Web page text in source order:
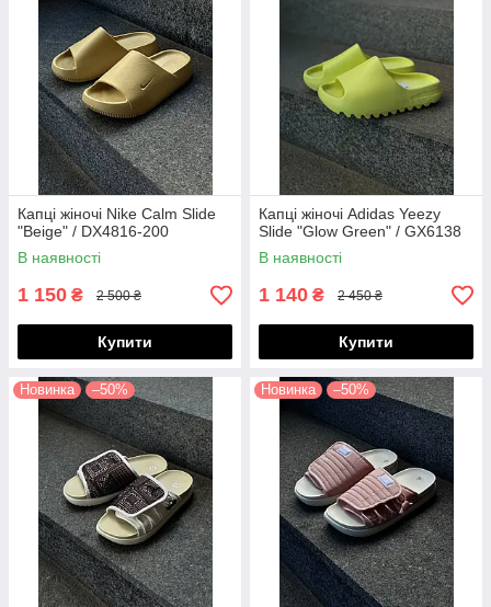
Капці жіночі Nike Calm Slide
"Beige" / DX4816-200
В наявності
1 150 ₴ 2 500 ₴
Купити
Капці жіночі Adidas Yeezy
Slide "Glow Green" / GX6138
В наявності
1 140 ₴ 2 450 ₴
Купити
Новинка –50% Новинка –50%